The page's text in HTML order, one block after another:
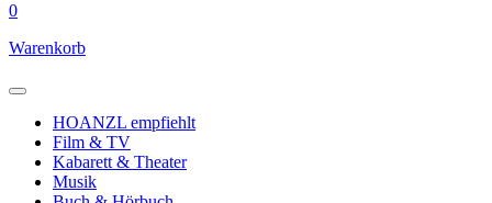
0
Warenkorb
HOANZL empfiehlt
Film & TV
Kabarett & Theater
Musik